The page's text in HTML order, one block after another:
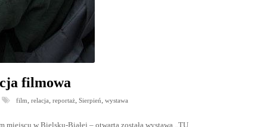
filmowa
film ,relacja ,reportaż ,Sierpień ,wystawa
w Bielsku-Białej – otwarta została wystawa „TU